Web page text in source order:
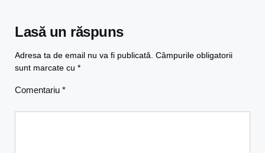
Lasă un răspuns
Adresa ta de email nu va fi publicată. Câmpurile obligatorii
sunt marcate cu *
Comentariu *